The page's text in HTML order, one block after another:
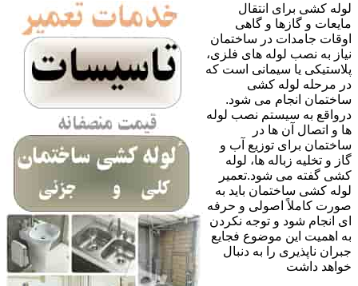
لوله کشی برای انتقال
مایعات و گازها و گاهی
اوقات جامدات در ساختمان
نیاز به نصب لوله های فلزی،
پلاستیکی یا سیمانی است که
در مرحله لوله کشی
ساختمان انجام می شود.
درواقع به سیستم نصب لوله
ها و اتصال آن ها در
ساختمان برای توزیع آب و
گاز و تخلیه زباله ها، لوله
کشی گفته می شود.تعمیر
لوله کشی ساختمان باید به
صورت کاملاً اصولی و حرفه
ای انجام شود و توجه نکردن
به اهمیت این موضوع فجایع
جبران ناپذیری را به دنبال
خواهد داشت